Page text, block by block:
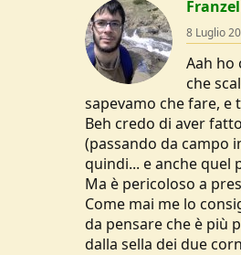
8 Luglio
Aah ho
che
sapevamo che fare,
Beh credo di aver
(passando da campo
quindi... e anche quel
Ma è pericoloso a
Come mai me lo
da pensare che è più
dalla sella dei due